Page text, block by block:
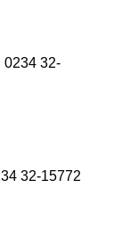
0234 32-
32-15772